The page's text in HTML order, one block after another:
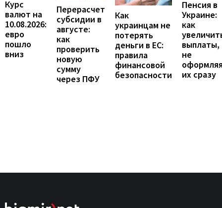
Курс
валют на
10.08.2026:
евро
пошло
вниз
Перерасчет
субсидии в
августе:
как
проверить
новую
сумму
через ПФУ
Как
украинцам не
потерять
деньги в ЕС:
правила
финансовой
безопасности
Пенсия в
Украине:
как
выплаты,
не
их сразу